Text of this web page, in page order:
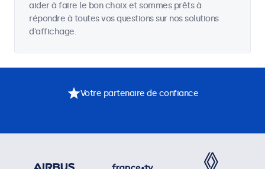
aider à faire le bon choix et sommes prêts à
répondre à toutes vos questions sur nos solutions
d'affichage.
Votre partenaire de confiance